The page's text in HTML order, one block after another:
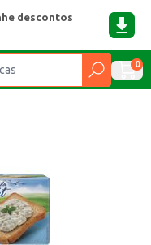
descontos
0